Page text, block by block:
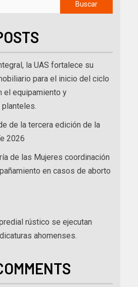
Buscar
la UAS fortalece su
para el inicio del ciclo
el equipamiento y
de la tercera edición de la
2026
de las Mujeres coordinación
en casos de aborto
rústico se ejecutan
ahomenses.